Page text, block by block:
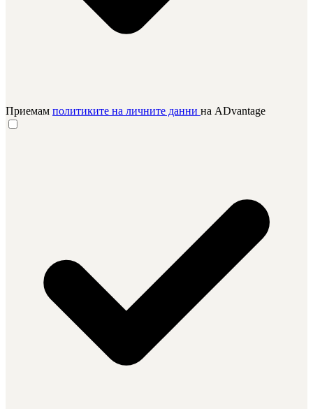
Приемам политиките на личните данни на ADvantage